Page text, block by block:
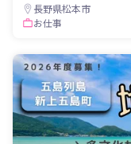
長野県松本市
お仕事